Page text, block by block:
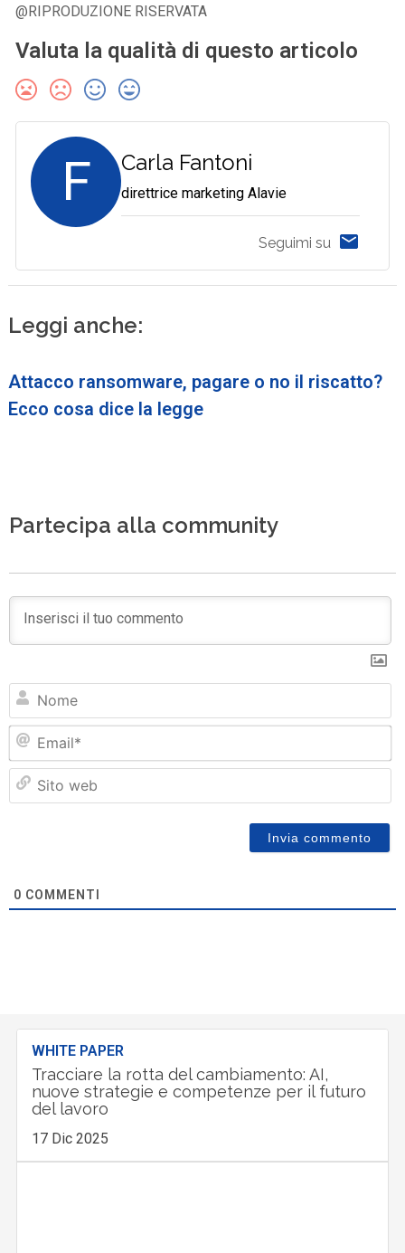
@RIPRODUZIONE RISERVATA
Valuta la qualità di questo articolo
F Carla Fantoni
direttrice marketing Alavie
Seguimi su
Leggi anche:
Attacco ransomware, pagare o no il riscatto?
Ecco cosa dice la legge
Partecipa alla community
0 COMMENTI
WHITE PAPER
Tracciare la rotta del cambiamento: AI,
nuove strategie e competenze per il futuro
del lavoro
17 Dic 2025